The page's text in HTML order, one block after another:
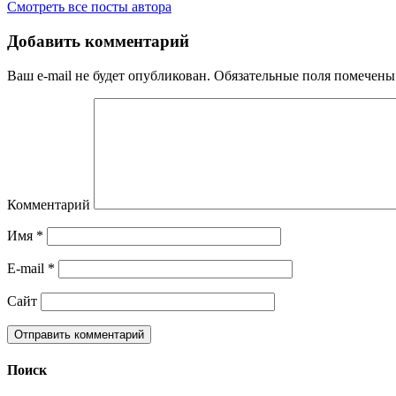
Смотреть все посты автора
Добавить комментарий
Ваш e-mail не будет опубликован. Обязательные поля
Комментарий
Имя *
E-mail *
Сайт
Поиск